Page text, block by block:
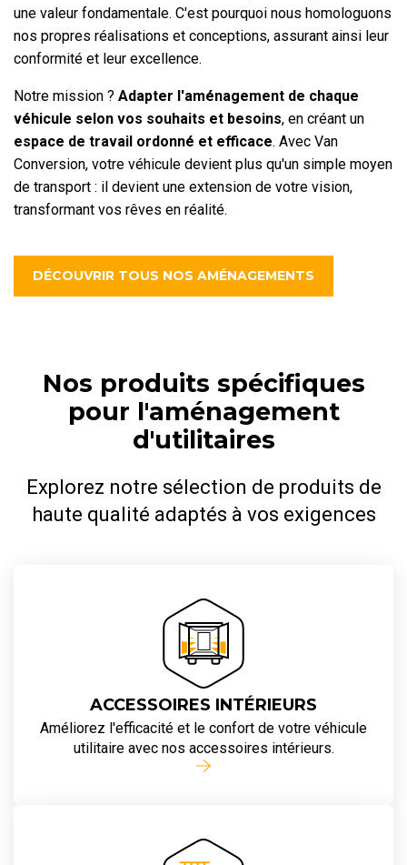
une valeur fondamentale. C'est pourquoi nous homologuons
nos propres réalisations et conceptions, assurant ainsi leur
conformité et leur excellence.
Notre mission ? Adapter l'aménagement de chaque
véhicule selon vos souhaits et besoins, en créant un
espace de travail ordonné et efficace. Avec Van
Conversion, votre véhicule devient plus qu'un simple moyen
de transport : il devient une extension de votre vision,
transformant vos rêves en réalité.
DÉCOUVRIR TOUS NOS AMÉNAGEMENTS
Nos produits spécifiques
pour l'aménagement
d'utilitaires
Explorez notre sélection de produits de
haute qualité adaptés à vos exigences
ACCESSOIRES INTÉRIEURS
Améliorez l'efficacité et le confort de votre véhicule
utilitaire avec nos accessoires intérieurs.